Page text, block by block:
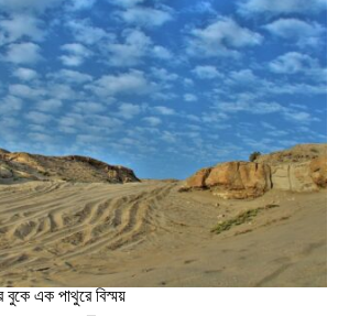
এক পাথুরে বিস্ময়